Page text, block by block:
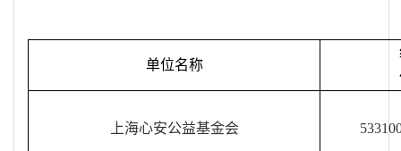
单位名称
上海心安公益基金会